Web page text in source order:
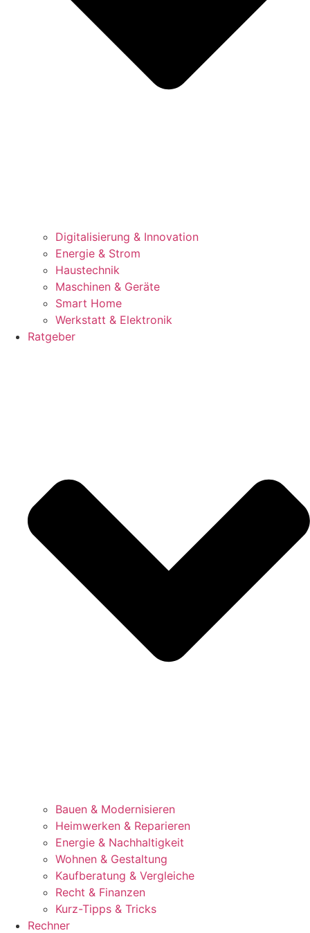
Digitalisierung & Innovation
Energie & Strom
Haustechnik
Maschinen & Geräte
Smart Home
Werkstatt & Elektronik
Ratgeber
Bauen & Modernisieren
Heimwerken & Reparieren
Energie & Nachhaltigkeit
Wohnen & Gestaltung
Kaufberatung & Vergleiche
Recht & Finanzen
Kurz-Tipps & Tricks
Rechner